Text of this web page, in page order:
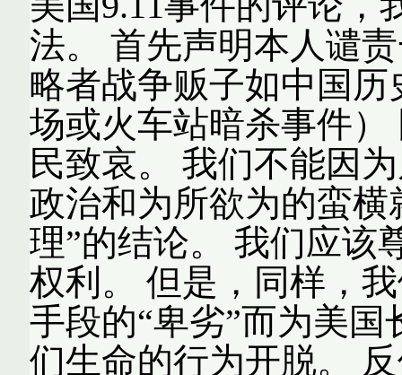
法。 首先声明本人谴
略者战争贩子如中国
场或火车站暗杀事件
民致哀。 我们不能因
政治和为所欲为的蛮
理”的结论。 我们应该
权利。 但是，同样，
手段的“卑劣”而为美
们生命的行为开脱。